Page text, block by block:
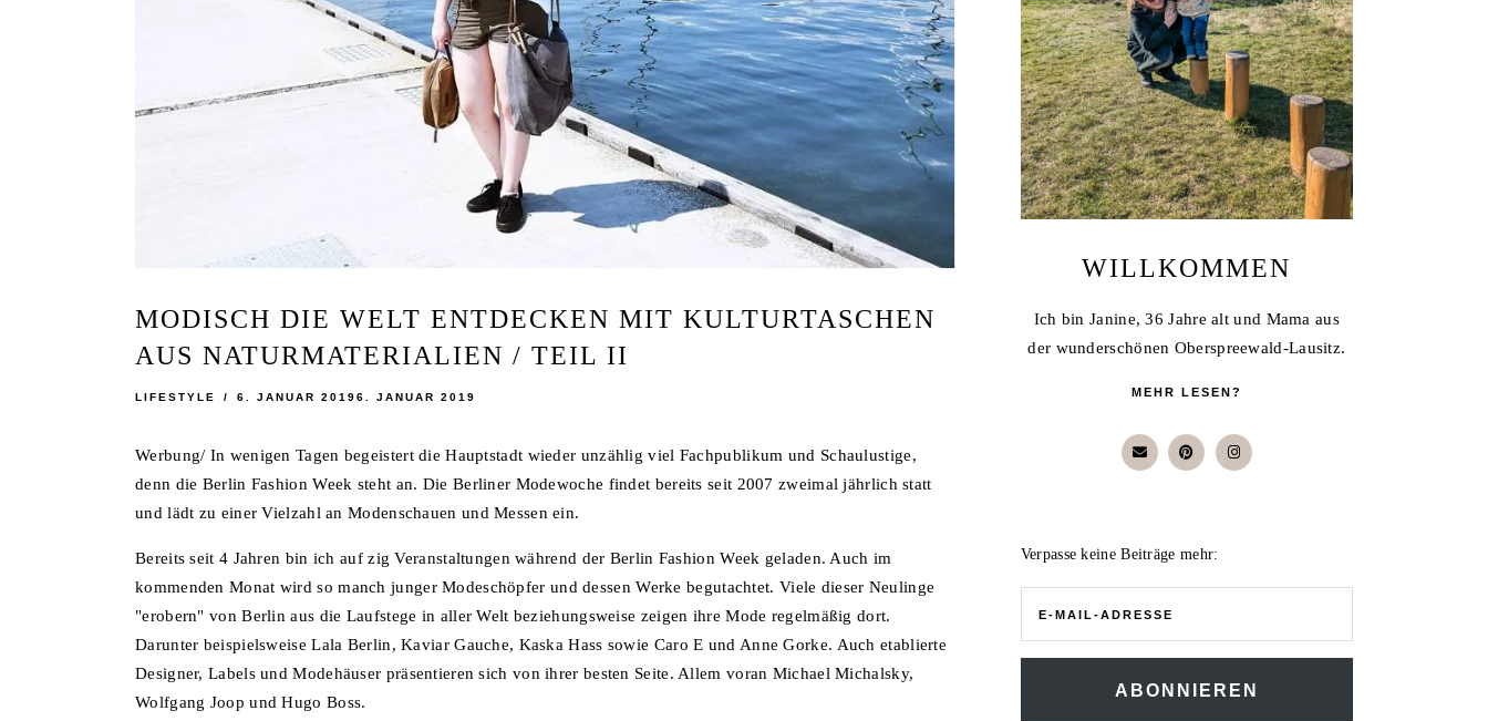
MODISCH DIE WELT ENTDECKEN MIT KULTURTASCHEN
AUS NATURMATERIALIEN / TEIL II
LIFESTYLE 6. JANUAR 20196. JANUAR 2019
Werbung/ In wenigen Tagen begeistert die Hauptstadt wieder unzählig viel Fachpublikum und Schaulustige,
denn die Berlin Fashion Week steht an. Die Berliner Modewoche findet bereits seit 2007 zweimal jährlich statt
und lädt zu einer Vielzahl an Modenschauen und Messen ein.
Bereits seit 4 Jahren bin ich auf zig Veranstaltungen während der Berlin Fashion Week geladen. Auch im
kommenden Monat wird so manch junger Modeschöpfer und dessen Werke begutachtet. Viele dieser Neulinge
"erobern" von Berlin aus die Laufstege in aller Welt beziehungsweise zeigen ihre Mode regelmäßig dort.
Darunter beispielsweise Lala Berlin, Kaviar Gauche, Kaska Hass sowie Caro E und Anne Gorke. Auch etablierte
Designer, Labels und Modehäuser präsentieren sich von ihrer besten Seite. Allem voran Michael Michalsky,
Wolfgang Joop und Hugo Boss.
WILLKOMMEN
Ich bin Janine, 36 Jahre alt und Mama aus
der wunderschönen Oberspreewald-Lausitz.
MEHR LESEN?
Verpasse keine Beiträge mehr:
Adresse
ABONNIEREN